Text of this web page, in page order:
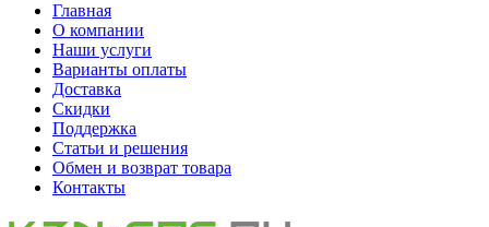
Главная
О компании
Наши услуги
Варианты оплаты
Доставка
Скидки
Поддержка
Статьи и решения
Обмен и возврат товара
Контакты